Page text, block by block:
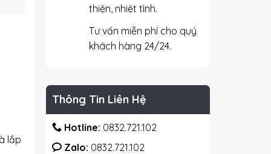
thiện, nhiệt tình.
Tư vấn miễn phí cho quý
khách hàng 24/24.
Thông Tin Liên Hệ
Hotline: 0832.721.102
Zalo: 0832.721.102
lắp